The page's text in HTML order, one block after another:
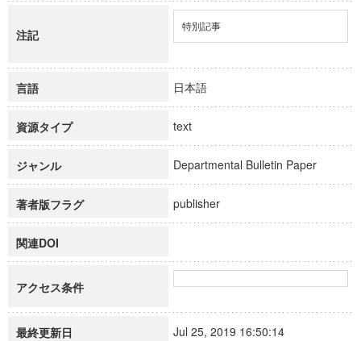
注記
特別記事
言語 日本語
資源タイプ text
ジャンル Departmental Bulletin Paper
著者版フラグ publisher
関連DOI
アクセス条件
最終更新日 Jul 25, 2019 16:50:14